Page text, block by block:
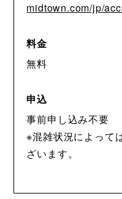
midtown.com/jp/
料金
無料
申込
事前申し込み不要
※混雑状況によって
ざいます。